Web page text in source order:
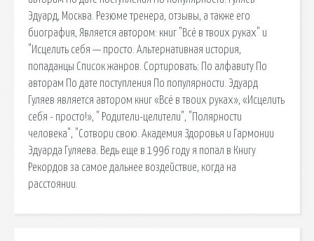
Эдуард, Москва. Резюме тренера, отзывы, а также его
биография, Является автором: книг "Всё в твоих руках" и
"Исцелить себя — просто. Альтернативная история,
попаданцы Список жанров. Сортировать: По алфавиту По
авторам По дате поступления По популярности. Эдуард
Гуляев является автором книг «Всё в твоих руках», «Исцелить
себя - просто!», " Родители-целители", "Полярности
человека", "Сотвори свою. Академия Здоровья и Гармонии
Эдуарда Гуляева. Ведь еще в 1996 году я попал в Книгу
Рекордов за самое дальнее воздействие, когда на
расстоянии.